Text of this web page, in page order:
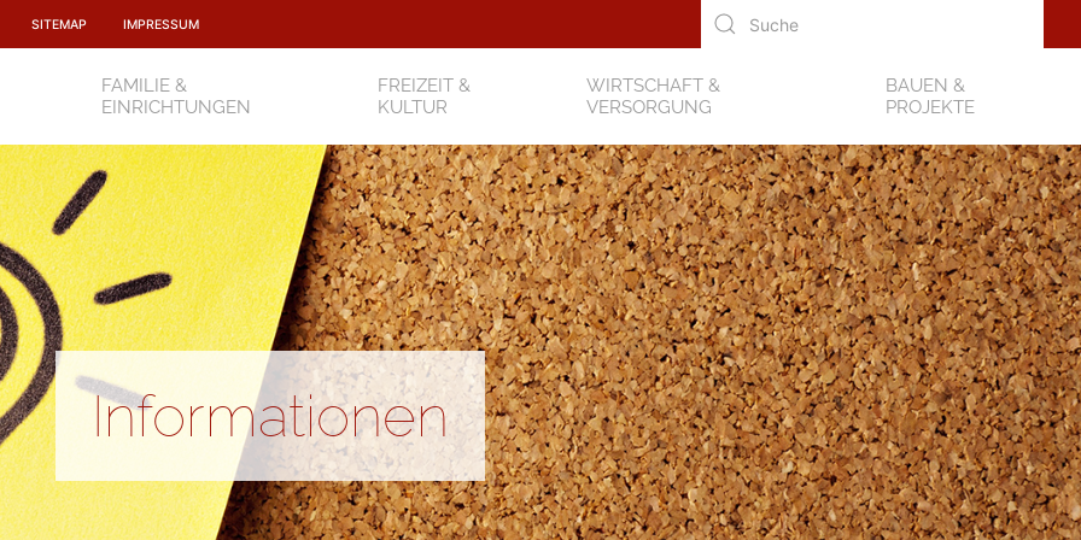
SITEMAP IMPRESSUM
FAMILIE &
EINRICHTUNGEN
FREIZEIT &
KULTUR
WIRTSCHAFT &
VERSORGUNG
BAUEN &
PROJEKTE
Informationen